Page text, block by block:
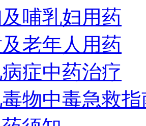
哺乳妇用药
及老年人用药
症中药治疗
物中毒急救指